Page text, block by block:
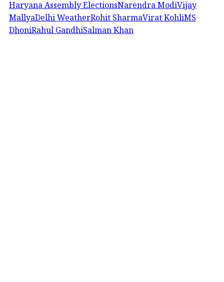
Haryana Assembly ElectionsNarendra ModiVijay
MallyaDelhi WeatherRohit SharmaVirat KohliMS
DhoniRahul GandhiSalman Khan